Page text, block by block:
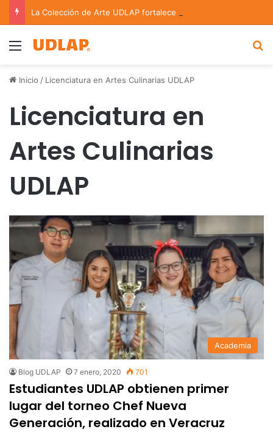
Menu
Inicio / Licenciatura en Artes Culinarias UDLAP
Licenciatura en
Artes Culinarias
UDLAP
Academia
Blog UDLAP 7 enero, 2020 701
Estudiantes UDLAP obtienen primer
lugar del torneo Chef Nueva
Generación, realizado en Veracruz